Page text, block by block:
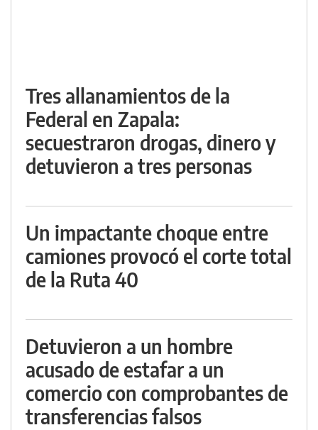
Tres allanamientos de la
Federal en Zapala:
secuestraron drogas, dinero y
detuvieron a tres personas
Un impactante choque entre
camiones provocó el corte total
de la Ruta 40
Detuvieron a un hombre
acusado de estafar a un
comercio con comprobantes de
transferencias falsos